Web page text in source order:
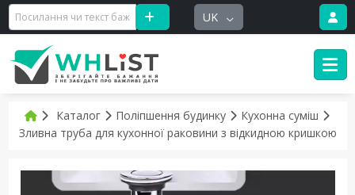
UK
Каталог Поліпшення будинку
Кухонна суміш
Зливна труба для кухонної раковини з відкидною кришкою